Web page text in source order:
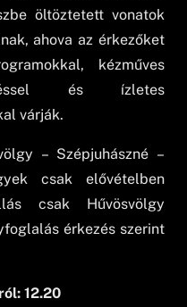
öltöztetett vonatok
ahova az érkezőket
kézműves
és ízletes
várják.
– Szépjuhászné –
csak elővételben
csak Hűvösvölgy
érkezés szerint
12.20